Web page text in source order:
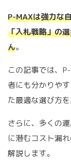
P-MAXは強力な
「入札戦略」の
ん。
この記事では、
者にも分かりや
た最適な選び方
さらに、多くの
に潜むコスト漏
解説します。